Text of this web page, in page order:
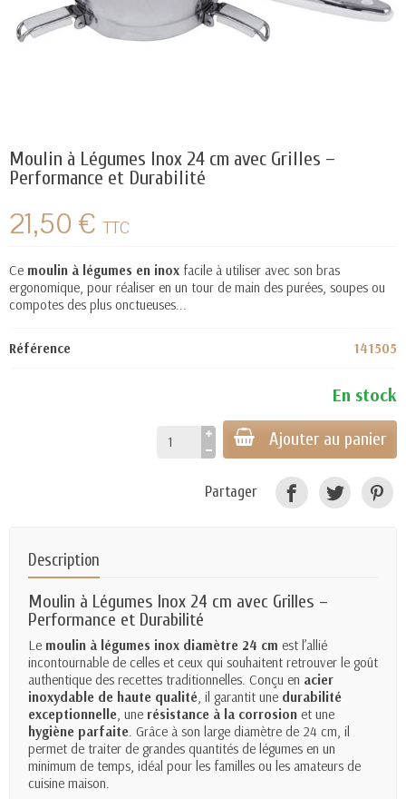
Moulin à Légumes Inox 24 cm avec Grilles –
Performance et Durabilité
21,50 € TTC
Ce moulin à légumes en inox facile à utiliser avec son bras
ergonomique, pour réaliser en un tour de main des purées, soupes ou
compotes des plus onctueuses...
Référence 141505
En stock
Ajouter au panier
Partager
Description
Moulin à Légumes Inox 24 cm avec Grilles –
Performance et Durabilité
Le moulin à légumes inox diamètre 24 cm est l’allié
incontournable de celles et ceux qui souhaitent retrouver le goût
authentique des recettes traditionnelles. Conçu en acier
inoxydable de haute qualité , il garantit une durabilité
exceptionnelle , une résistance à la corrosion et une
hygiène parfaite . Grâce à son large diamètre de 24 cm, il
permet de traiter de grandes quantités de légumes en un
minimum de temps, idéal pour les familles ou les amateurs de
cuisine maison.